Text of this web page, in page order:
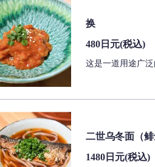
换
480日元(税込)
这是一道用途广
二世乌冬面（鲱
1480日元(税込)